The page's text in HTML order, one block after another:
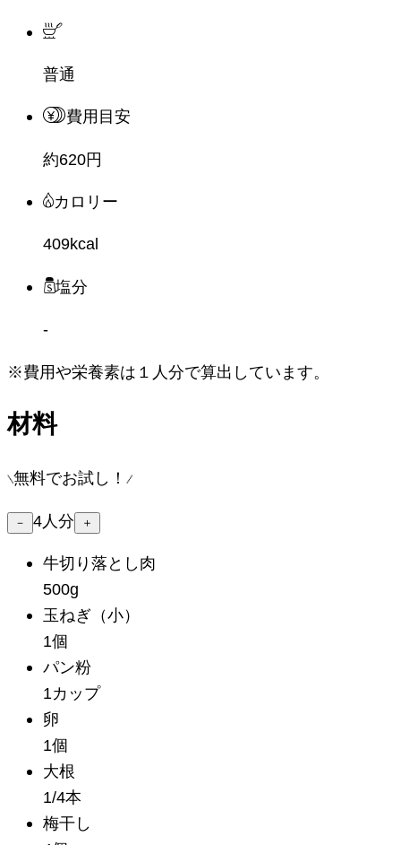
普通
費用目安
約620円
カロリー
409kcal
塩分
-
※費用や栄養素は １人分で算出しています。
材料
無料でお試し！
－ 4人分 ＋
牛切り落とし肉
500g
玉ねぎ （小）
1個
パン粉
1カップ
卵
1個
大根
1/4本
梅干し